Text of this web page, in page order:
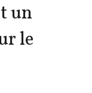
un
le